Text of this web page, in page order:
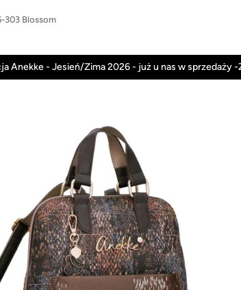
Anekke - Jesień/Zima 2026 - już u nas w sprzedaży -
303 Blossom